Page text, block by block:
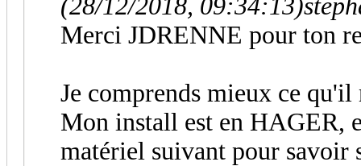
(28/12/2018, 09:34:13)
Merci JDRENNE pour ton
Je comprends mieux ce
Mon install est en HAGER,
matériel suivant pour savoir